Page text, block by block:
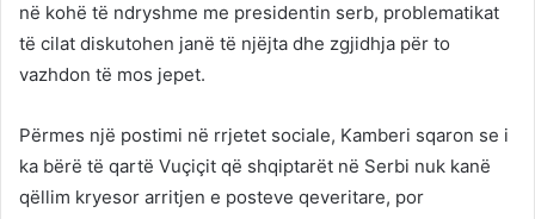
në kohë të ndryshme me presidentin serb, problematikat
të cilat diskutohen janë të njëjta dhe zgjidhja për to
vazhdon të mos jepet.
Përmes një postimi në rrjetet sociale, Kamberi sqaron se i
ka bërë të qartë Vuçiçit që shqiptarët në Serbi nuk kanë
qëllim kryesor arritjen e posteve qeveritare, por